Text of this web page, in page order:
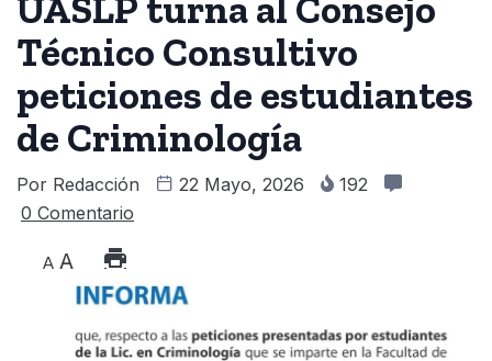
UASLP turna al Consejo
Técnico Consultivo
peticiones de estudiantes
de Criminología
Por Redacción 22 Mayo, 2026
192
0 Comentario
A A